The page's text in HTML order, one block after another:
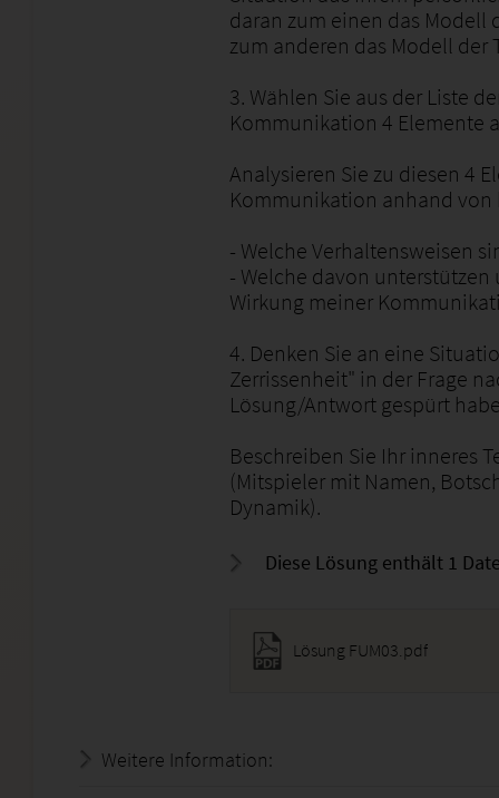
daran zum einen das Modell
zum anderen das Modell der
3. Wählen Sie aus der Liste
Kommunikation 4 Elemente
Analysieren Sie zu diesen 4
Kommunikation anhand
- Welche Verhaltensweisen
- Welche davon
Wirkung meiner
4. Denken Sie an eine
Zerrissenheit" in der Frage
Lösung/Antwort gespürt
Beschreiben Sie Ihr inneres
(Mitspieler mit Namen,
Dynamik).
Diese Lösung enthält 1
Lösung FUM03.pdf
Weitere Information: